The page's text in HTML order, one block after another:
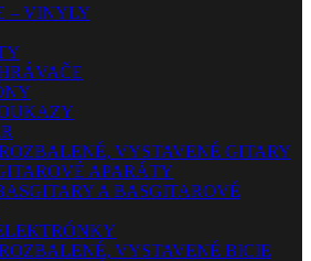
– VINYLY
VYSTAVENÉ GITARY
APARÁTY
A BASGITAROVÉ
VYSTAVENÉ BICIE